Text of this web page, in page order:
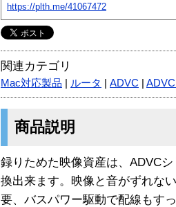
https://plth.me/41067472
関連カテゴリ
Mac対応製品 ルータ ADVC
商品説明
録りためた映像資産は、ADVC
換出来ます。映像と音がずれな
要、バスパワー駆動で配線もす